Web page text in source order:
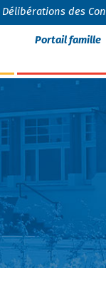
Délibérations des
Portail famille